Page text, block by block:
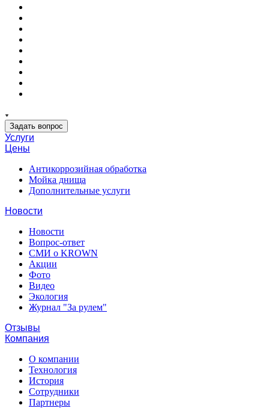
Задать вопрос
Услуги
Цены
Антикоррозийная обработка
Мойка днища
Дополнительные услуги
Новости
Новости
Вопрос-ответ
СМИ о KROWN
Акции
Фото
Видео
Экология
Журнал "За рулем"
Отзывы
Компания
О компании
Технология
История
Сотрудники
Партнеры